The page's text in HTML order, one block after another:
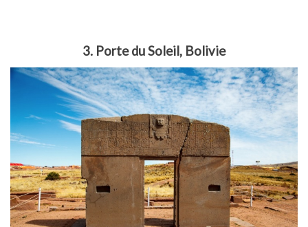
3. Porte du Soleil, Bolivie